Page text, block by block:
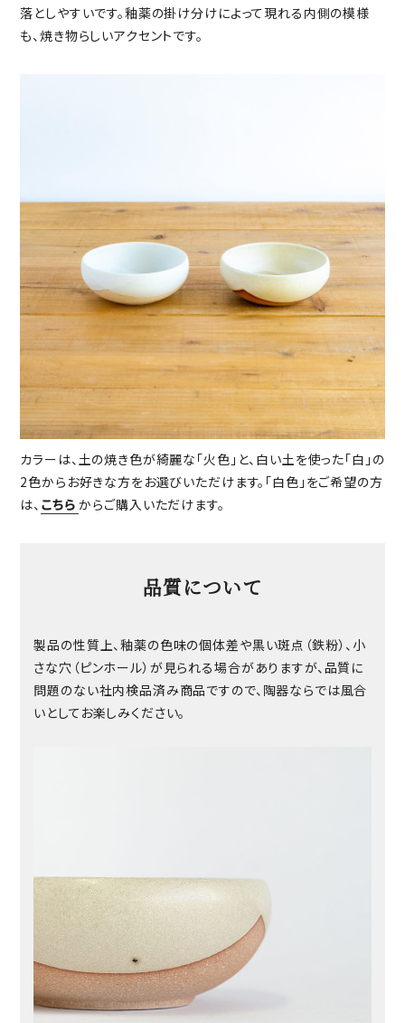
落としやすいです。釉薬の掛け分けによって現れる内側の模様
も、焼き物らしいアクセントです。
カラーは、土の焼き色が綺麗な「火色」と、白い土を使った「白」の
2色からお好きな方をお選びいただけます。「白色」をご希望の方
は、 こちら からご購入いただけます。
品質について
製品の性質上、釉薬の色味の個体差や黒い斑点（鉄粉）、小
さな穴（ピンホール）が見られる場合がありますが、品質に
問題のない社内検品済み商品ですので、陶器ならでは風合
いとしてお楽しみください。